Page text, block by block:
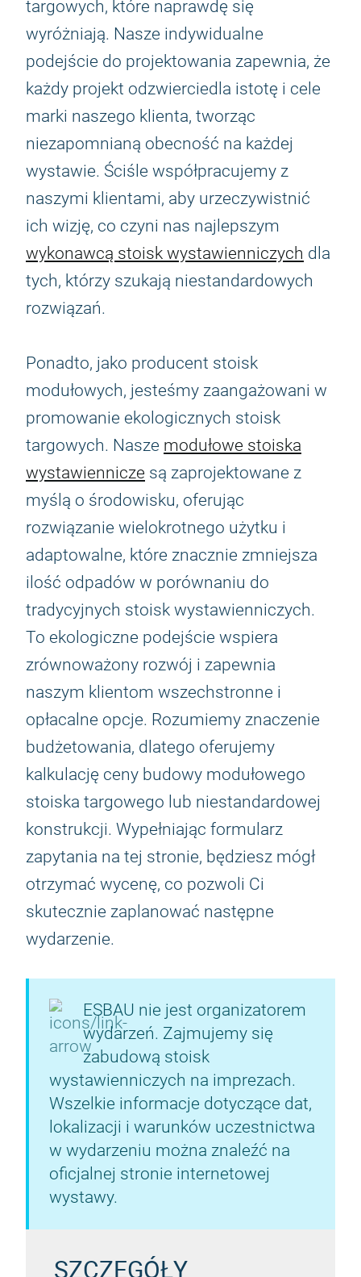
targowych, które naprawdę się
wyróżniają. Nasze indywidualne
podejście do projektowania zapewnia, że
każdy projekt odzwierciedla istotę i cele
marki naszego klienta, tworząc
niezapomnianą obecność na każdej
wystawie. Ściśle współpracujemy z
naszymi klientami, aby urzeczywistnić
ich wizję, co czyni nas najlepszym
wykonawcą stoisk wystawienniczych dla
tych, którzy szukają niestandardowych
rozwiązań.
Ponadto, jako producent stoisk
modułowych, jesteśmy zaangażowani w
promowanie ekologicznych stoisk
targowych. Nasze modułowe stoiska
wystawiennicze są zaprojektowane z
myślą o środowisku, oferując
rozwiązanie wielokrotnego użytku i
adaptowalne, które znacznie zmniejsza
ilość odpadów w porównaniu do
tradycyjnych stoisk wystawienniczych.
To ekologiczne podejście wspiera
zrównoważony rozwój i zapewnia
naszym klientom wszechstronne i
opłacalne opcje. Rozumiemy znaczenie
budżetowania, dlatego oferujemy
kalkulację ceny budowy modułowego
stoiska targowego lub niestandardowej
konstrukcji. Wypełniając formularz
zapytania na tej stronie, będziesz mógł
otrzymać wycenę, co pozwoli Ci
skutecznie zaplanować następne
wydarzenie.
ESBAU nie jest organizatorem
wydarzeń. Zajmujemy się
zabudową stoisk
wystawienniczych na imprezach.
Wszelkie informacje dotyczące dat,
lokalizacji i warunków uczestnictwa
w wydarzeniu można znaleźć na
oficjalnej stronie internetowej
wystawy.
SZCZEGÓŁY